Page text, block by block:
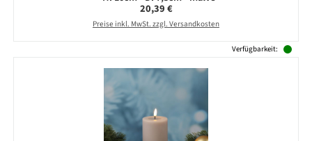
Regulärer Preis:
20,39 €
Preise inkl. MwSt. zzgl. Versandkosten
Verfügbarkeit: